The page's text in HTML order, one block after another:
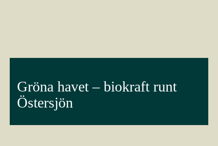
Gröna havet – biokraft runt
Östersjön